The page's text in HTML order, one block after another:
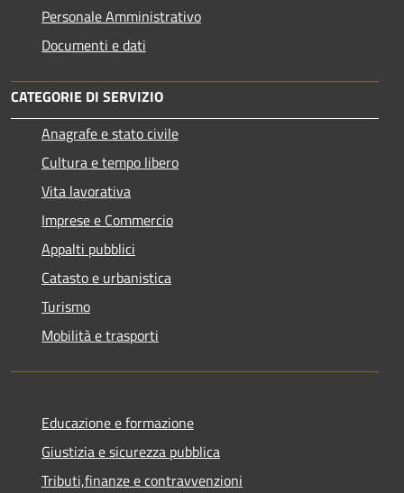
Personale Amministrativo
Documenti e dati
CATEGORIE DI SERVIZIO
Anagrafe e stato civile
Cultura e tempo libero
Vita lavorativa
Imprese e Commercio
Appalti pubblici
Catasto e urbanistica
Turismo
Mobilità e trasporti
Educazione e formazione
Giustizia e sicurezza pubblica
Tributi,finanze e contravvenzioni